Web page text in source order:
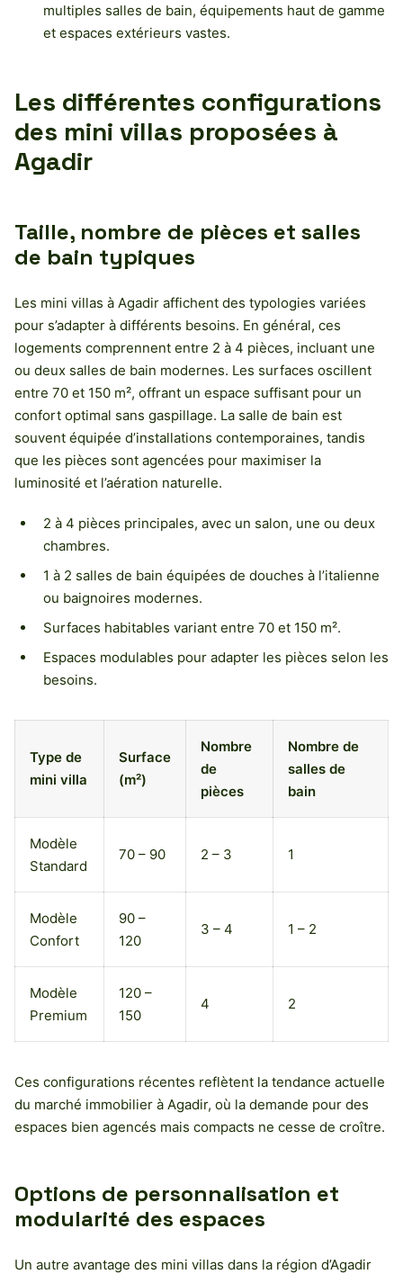
multiples salles de bain, équipements haut de gamme
et espaces extérieurs vastes.
Les différentes configurations
des mini villas proposées à
Agadir
Taille, nombre de pièces et salles
de bain typiques
Les mini villas à Agadir affichent des typologies variées
pour s’adapter à différents besoins. En général, ces
logements comprennent entre 2 à 4 pièces, incluant une
ou deux salles de bain modernes. Les surfaces oscillent
entre 70 et 150 m², offrant un espace suffisant pour un
confort optimal sans gaspillage. La salle de bain est
souvent équipée d’installations contemporaines, tandis
que les pièces sont agencées pour maximiser la
luminosité et l’aération naturelle.
2 à 4 pièces principales, avec un salon, une ou deux
chambres.
1 à 2 salles de bain équipées de douches à l’italienne
ou baignoires modernes.
Surfaces habitables variant entre 70 et 150 m².
Espaces modulables pour adapter les pièces selon les
besoins.
Type de
mini villa
Surface
(m²)
Nombre
de
pièces
Nombre de
salles de
bain
Modèle
Standard
70 – 90 2 – 3 1
Modèle
Confort
90 –
120
3 – 4 1 – 2
Modèle
Premium
120 –
150
4 2
Ces configurations récentes reflètent la tendance actuelle
du marché immobilier à Agadir, où la demande pour des
espaces bien agencés mais compacts ne cesse de croître.
Options de personnalisation et
modularité des espaces
Un autre avantage des mini villas dans la région d’Agadir